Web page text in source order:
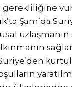
gerekliliğine
Şam’da
uzlaşmanın